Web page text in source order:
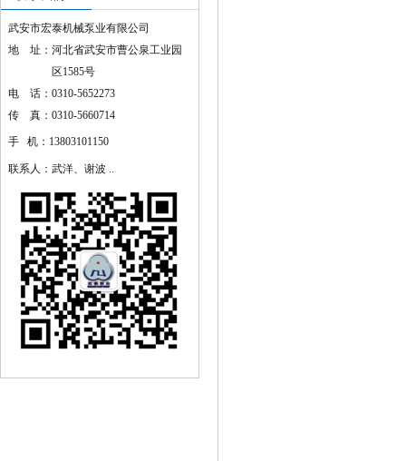
武安市宏泰机械泵业有限公司
地 址：河北省武安市曹公泉工业园
区1585号
电 话：0310-5652273
传 真：0310-5660714
手 机：13803101150
联系人：武洋、谢波 ..